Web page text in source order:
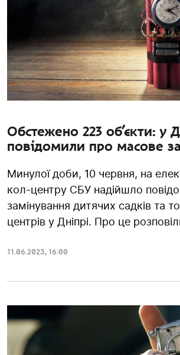
Обстежено 223 об’єкти: у
повідомили про масове
Минулої доби, 10 червня, на
кол-центру СБУ надійшло
замінування дитячих садків та
центрів у Дніпрі. Про це
11.06.2023, 16:00